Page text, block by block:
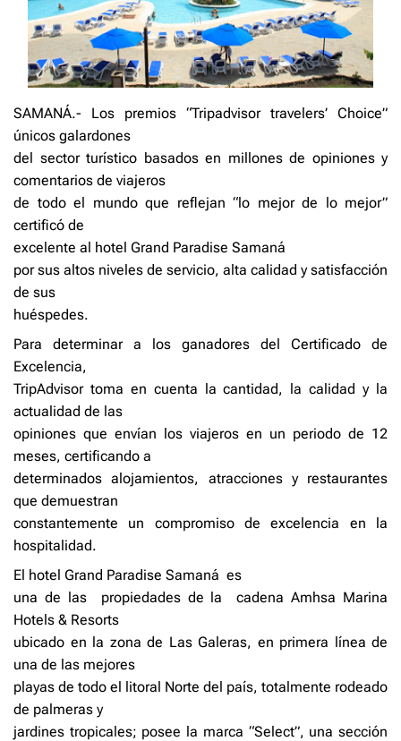
SAMANÁ.- Los premios “Tripadvisor travelers’ Choice”
únicos galardones
del sector turístico basados en millones de opiniones y
comentarios de viajeros
de todo el mundo que reflejan “lo mejor de lo mejor”
certificó de
excelente al hotel Grand Paradise Samaná
por sus altos niveles de servicio, alta calidad y satisfacción
de sus
huéspedes.
Para determinar a los ganadores del Certificado de
Excelencia,
TripAdvisor toma en cuenta la cantidad, la calidad y la
actualidad de las
opiniones que envían los viajeros en un periodo de 12
meses, certificando a
determinados alojamientos, atracciones y restaurantes
que demuestran
constantemente un compromiso de excelencia en la
hospitalidad.
El hotel Grand Paradise Samaná es
una de las
propiedades de la
cadena Amhsa Marina
Hotels & Resorts
ubicado en la zona de Las Galeras, en primera línea de
una de las mejores
playas de todo el litoral Norte del país, totalmente rodeado
de palmeras y
jardines tropicales; posee la marca “Select”, una sección